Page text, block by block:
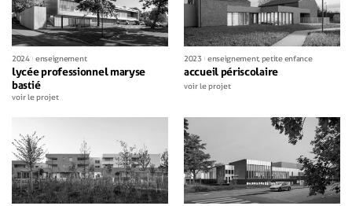
2024 enseignement
lycée professionnel maryse
bastié
voir le projet
2023 enseignement,petite enfance
accueil périscolaire
voir le projet